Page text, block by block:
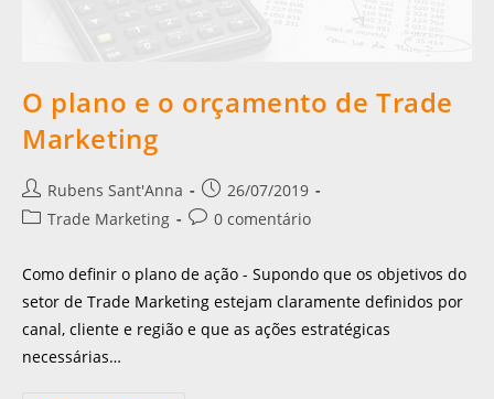
O plano e o orçamento de Trade
Marketing
Rubens Sant'Anna
26/07/2019
Trade Marketing
0 comentário
Como definir o plano de ação - Supondo que os objetivos do
setor de Trade Marketing estejam claramente definidos por
canal, cliente e região e que as ações estratégicas
necessárias…